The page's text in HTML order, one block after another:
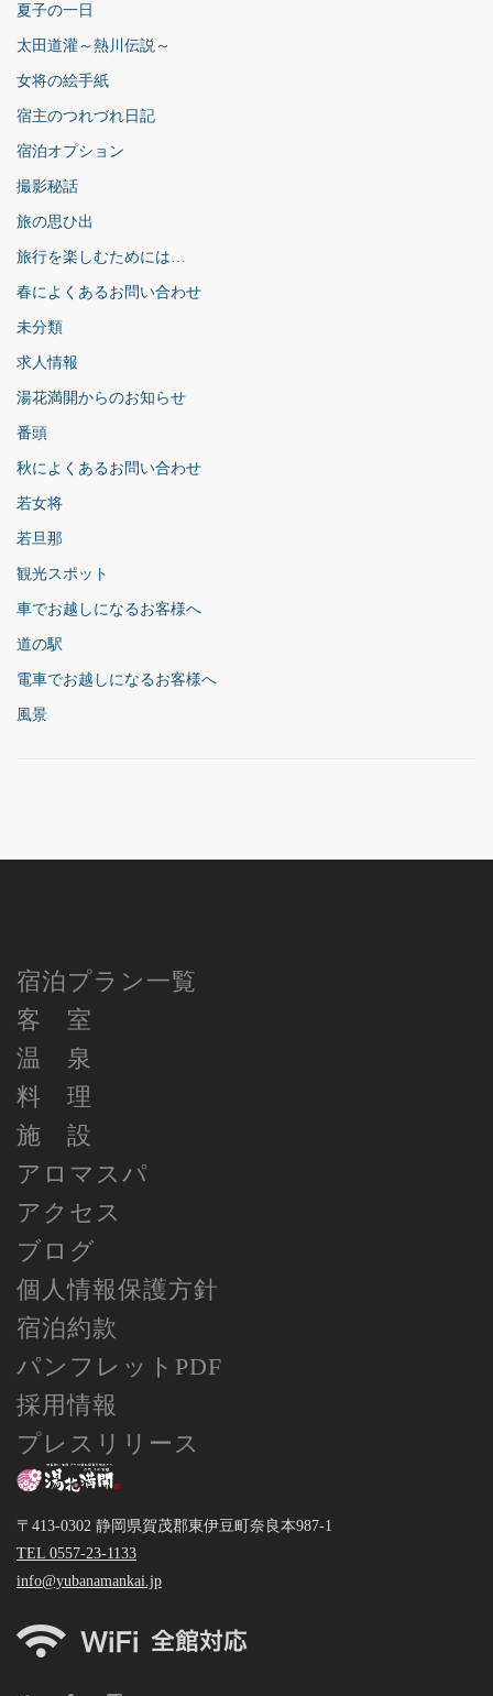
夏子の一日
太田道灌～熱川伝説～
女将の絵手紙
宿主のつれづれ日記
宿泊オプション
撮影秘話
旅の思ひ出
旅行を楽しむためには…
春によくあるお問い合わせ
未分類
求人情報
湯花満開からのお知らせ
番頭
秋によくあるお問い合わせ
若女将
若旦那
観光スポット
車でお越しになるお客様へ
道の駅
電車でお越しになるお客様へ
風景
宿泊プラン一覧
客 室
温 泉
料 理
施 設
アロマスパ
アクセス
ブログ
個人情報保護方針
宿泊約款
パンフレットPDF
採用情報
プレスリリース
〒413-0302 静岡県賀茂郡東伊豆町奈良本987-1
TEL 0557-23-1133
info@yubanamankai.jp